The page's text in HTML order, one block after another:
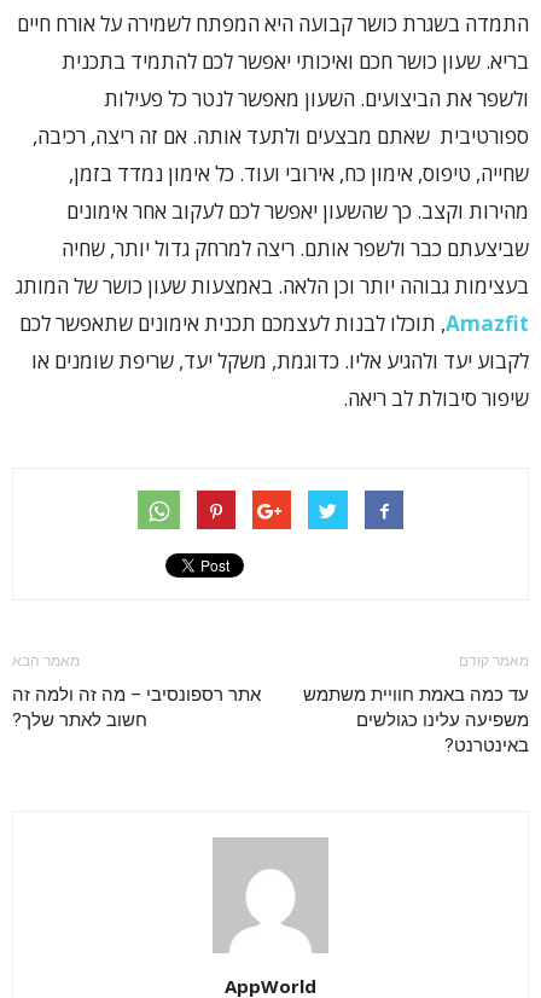
התמדה בשגרת כושר קבועה היא המפתח לשמירה על אורח חיים
בריא. שעון כושר חכם ואיכותי יאפשר לכם להתמיד בתכנית
ולשפר את הביצועים. השעון מאפשר לנטר כל פעילות
ספורטיבית שאתם מבצעים ולתעד אותה. אם זה ריצה, רכיבה,
שחייה, טיפוס, אימון כח, אירובי ועוד. כל אימון נמדד בזמן,
מהירות וקצב. כך שהשעון יאפשר לכם לעקוב אחר אימונים
שביצעתם כבר ולשפר אותם. ריצה למרחק גדול יותר, שחיה
בעצימות גבוהה יותר וכן הלאה. באמצעות שעון כושר של המותג
Amazfit, תוכלו לבנות לעצמכם תכנית אימונים שתאפשר לכם
לקבוע יעד ולהגיע אליו. כדוגמת, משקל יעד, שריפת שומנים או
שיפור סיבולת לב ריאה.
מאמר קודם
עד כמה באמת חוויית משתמש
משפיעה עלינו כגולשים
באינטרנט?
מאמר הבא
אתר רספונסיבי – מה זה ולמה זה
חשוב לאתר שלך?
AppWorld